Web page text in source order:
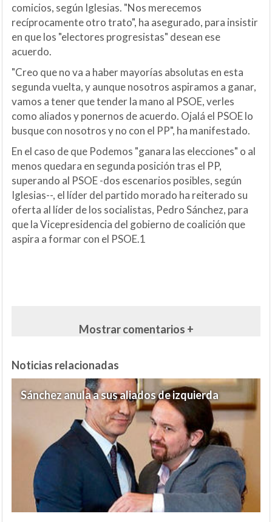
comicios, según Iglesias. "Nos merecemos
recíprocamente otro trato", ha asegurado, para insistir
en que los "electores progresistas" desean ese
acuerdo.
"Creo que no va a haber mayorías absolutas en esta
segunda vuelta, y aunque nosotros aspiramos a ganar,
vamos a tener que tender la mano al PSOE, verles
como aliados y ponernos de acuerdo. Ojalá el PSOE lo
busque con nosotros y no con el PP", ha manifestado.
En el caso de que Podemos "ganara las elecciones" o al
menos quedara en segunda posición tras el PP,
superando al PSOE -dos escenarios posibles, según
Iglesias--, el líder del partido morado ha reiterado su
oferta al líder de los socialistas, Pedro Sánchez, para
que la Vicepresidencia del gobierno de coalición que
aspira a formar con el PSOE.1
Mostrar comentarios +
Noticias relacionadas
Sánchez anula a sus aliados de izquierda